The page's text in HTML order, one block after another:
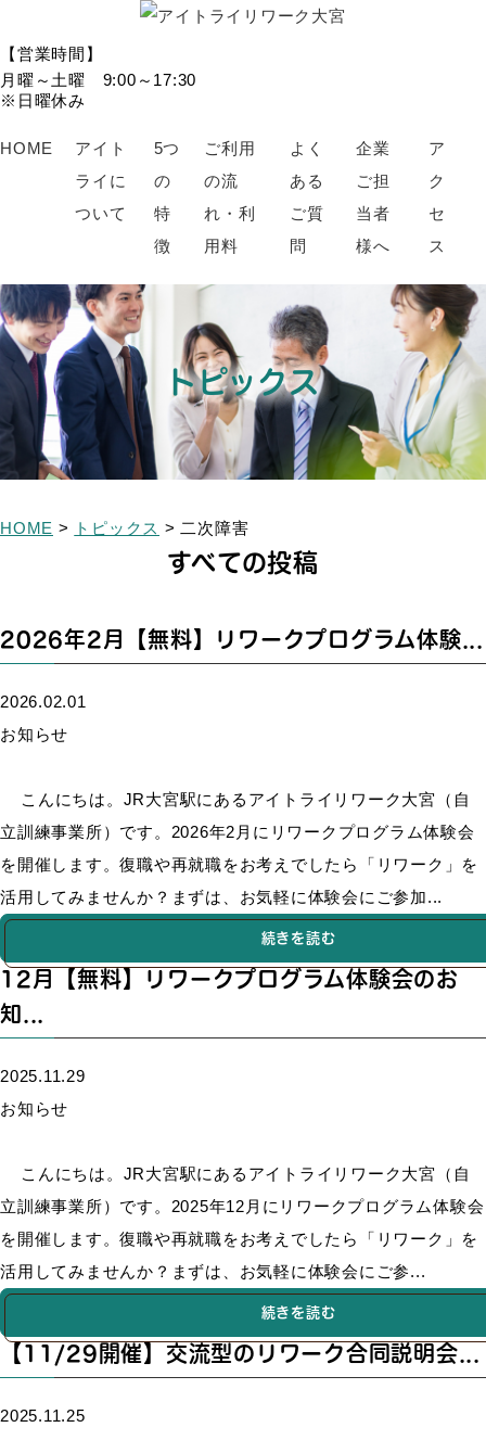
【営業時間】
月曜～土曜 9:00～17:30
※日曜休み
HOME
アイト
ライに
ついて
5つ
の
特
徴
ご利用
の流
れ・利
用料
よく
ある
ご質
問
企業
ご担
当者
様へ
ア
ク
セ
ス
トピックス
HOME > トピックス > 二次障害
すべての投稿
2026年2月【無料】リワークプログラム体験...
2026.02.01
お知らせ
こんにちは。JR大宮駅にあるアイトライリワーク大宮（自
立訓練事業所）です。2026年2月にリワークプログラム体験会
を開催します。復職や再就職をお考えでしたら「リワーク」を
活用してみませんか？まずは、お気軽に体験会にご参加...
続きを読む
12月【無料】リワークプログラム体験会のお
知...
2025.11.29
お知らせ
こんにちは。JR大宮駅にあるアイトライリワーク大宮（自
立訓練事業所）です。2025年12月にリワークプログラム体験会
を開催します。復職や再就職をお考えでしたら「リワーク」を
活用してみませんか？まずは、お気軽に体験会にご参...
続きを読む
【11/29開催】交流型のリワーク合同説明会...
2025.11.25